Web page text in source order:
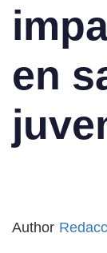
en
Author